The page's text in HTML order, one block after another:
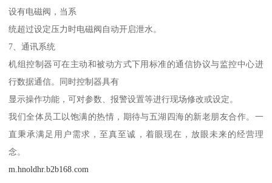
设有电磁阀，当系
统超过设定压力时电磁阀自动开启泄水。
7、通讯系统
机组控制器可在主动和被动方式下用标准的通信协议与监控中心进
行数据通信。同时控制器具有
显示操作功能，可对参数、报警设置等进行现场修改或设定。
我们全体员工以饱满的热情，期待与五湖四海的新老朋友合作。一
直秉承满足用户需求，至真至诚，着眼现在，放眼未来的经营理
念。
m.hnoldhr.b2b168.com